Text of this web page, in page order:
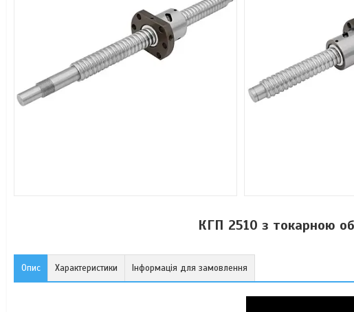
КГП 2510 з токарною
Опис Характеристики Інформація для замовлення